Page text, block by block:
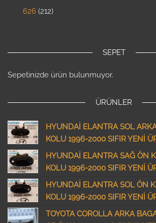
626 212
SEPET
Sepetinizde ürün bulunmuyor.
ÜRÜNLER
HYUNDAİ ELANTRA SOL
KOLU 1996-2000 SIFIR YENİ
HYUNDAİ ELANTRA SAĞ ÖN
KOLU 1996-2000 SIFIR YENİ
HYUNDAİ ELANTRA SOL ÖN
KOLU 1996-2000 SIFIR YENİ
TOYOTA COROLLA ARKA